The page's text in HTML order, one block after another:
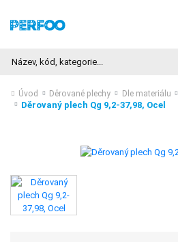
Úvod Děrované plechy Dle materiálu
Děrovaný plech Qg 9,2-37,98, Ocel